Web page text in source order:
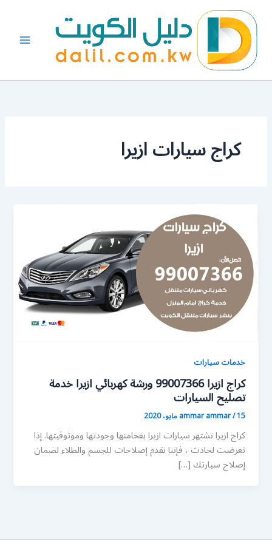
المحتوى
كراج سيارات ازيرا
خدمات سيارات
كراج ازيرا 99007366 ورشة كهربائي ازيرا خدمة
تصليح السيارات
ammar ammar/15 مايو، 2020
كراج ازيرا تشتهر سيارات ازيرا بفخامتها وجودتها وموثوقيتها. إذا
تعرضت لحادث ، فإننا نقدم إصلاحات للجسم والطلاء لضمان
إصلاح سيارتك […]